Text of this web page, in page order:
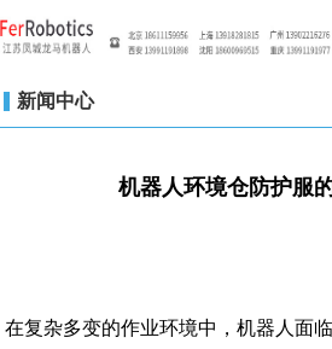
新闻中心
机器人环境仓防护服
在复杂多变的作业环境中，机器人面